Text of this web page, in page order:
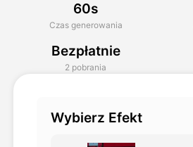
AI Video
Zdjęcie
60s
Czas generowania
Bezpłatnie
2 pobrania
Wybierz Efekt